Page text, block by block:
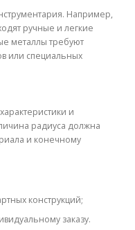
Например,
ручные и легкие
металлы требуют
или специальных
и
радиуса должна
и конечному
конструкций;
заказу.